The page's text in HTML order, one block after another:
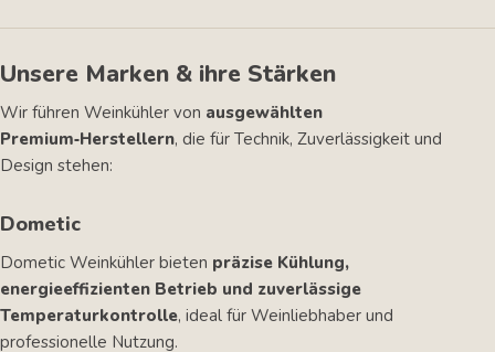
Unsere Marken & ihre Stärken
Wir führen Weinkühler von ausgewählten
Premium‑Herstellern, die für Technik, Zuverlässigkeit und
Design stehen:
Dometic
Dometic Weinkühler bieten präzise Kühlung,
energieeffizienten Betrieb und zuverlässige
Temperaturkontrolle, ideal für Weinliebhaber und
professionelle Nutzung.